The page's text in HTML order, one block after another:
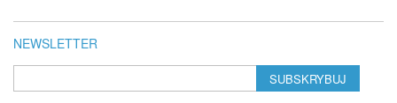
NEWSLETTER
SUBSKRYBUJ